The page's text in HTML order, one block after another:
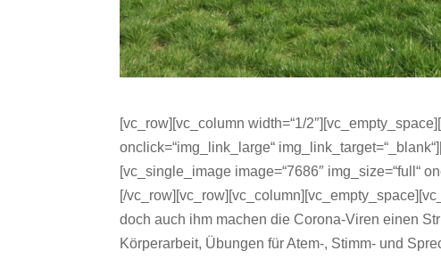
[vc_row][vc_column width=“1/
onclick=“img_link_large“
[vc_single_image image=“7686″ img_size=“full“
[/
doch auch ihm machen die Corona-Viren einen
Körperarbeit, Übungen für Atem-, Stimm- und